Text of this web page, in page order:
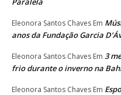
Eleonora Santos Chaves Em
anos da Fundação Garcia
Eleonora Santos Chaves Em 3
frio durante o inverno na
Eleonora Santos Chaves Em